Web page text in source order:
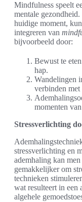
Mindfulness speelt
mentale
huidige moment,
integreren van
bijvoorbeeld door:
Bewust te
hap.
Wandelingen
verbinden
momenten
Stressverlichting
stressverlichting en
ademhaling kan
gemakkelijker om
technieken
wat resulteert in een
algehele